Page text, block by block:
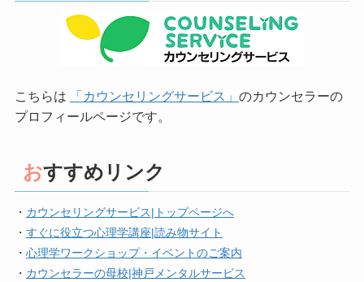
こちらは 「カウンセリングサービス」 のカウンセラーの
プロフィールページです。
おすすめリンク
・ カウンセリングサービス|トップページへ
・ すぐに役立つ心理学講座|読み物サイト
・ 心理学ワークショップ・イベントのご案内
・ カウンセラーの母校|神戸メンタルサービス